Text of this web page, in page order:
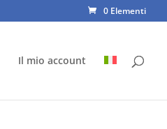
0 Elementi
Il mio account